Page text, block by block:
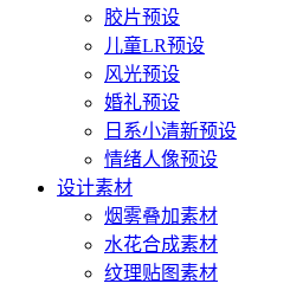
胶片预设
儿童LR预设
风光预设
婚礼预设
日系小清新预设
情绪人像预设
设计素材
烟雾叠加素材
水花合成素材
纹理贴图素材